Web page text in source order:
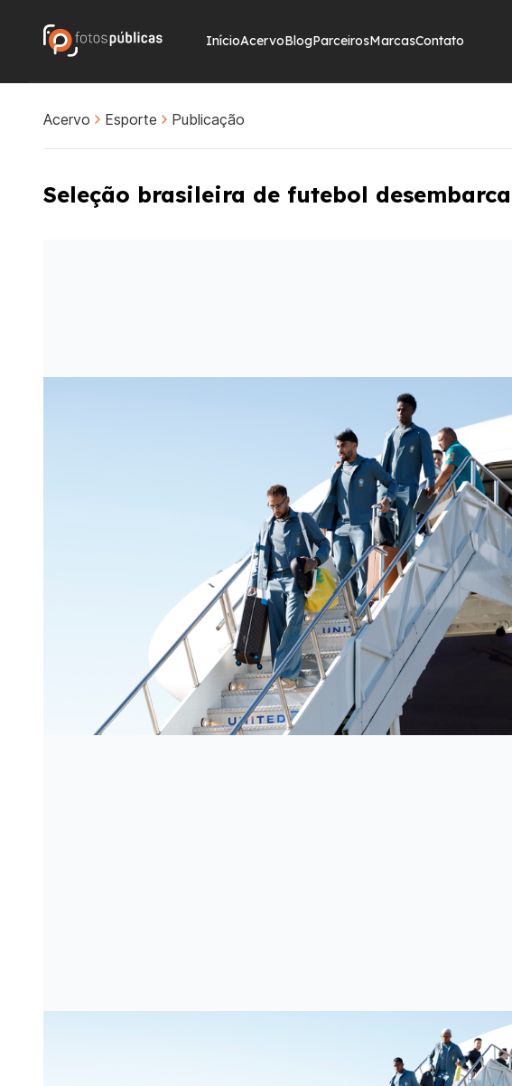
InícioAcervoBlogParceirosMarcasContato
Acervo Esporte Publicação
Seleção brasileira de futebol